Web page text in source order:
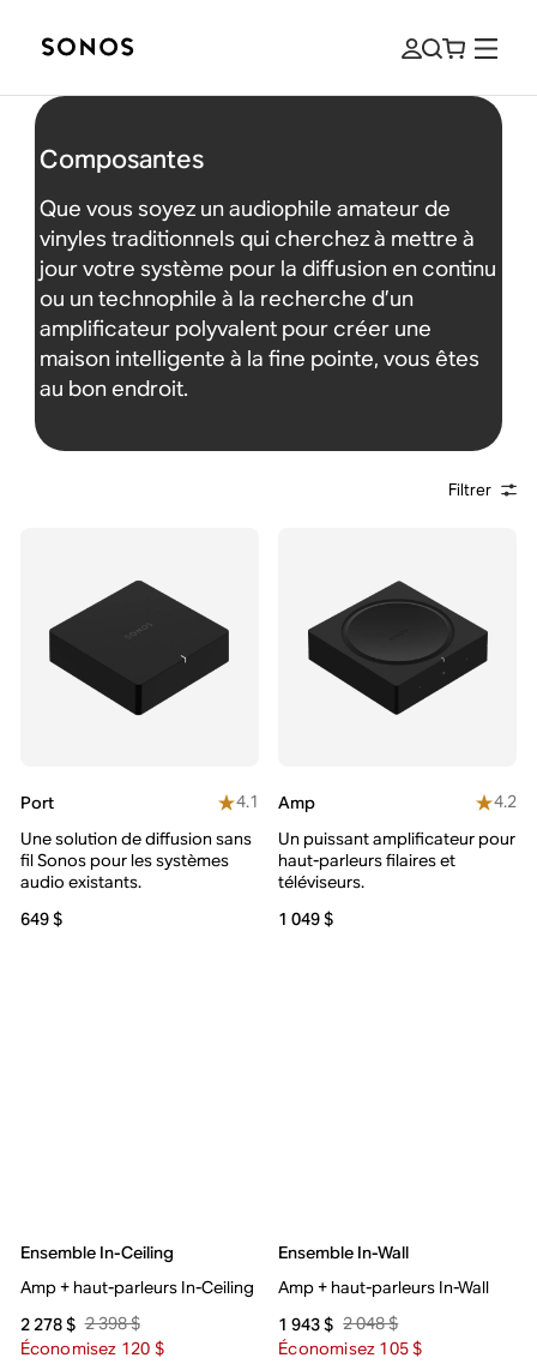
Composantes
Que vous soyez un audiophile amateur de
vinyles traditionnels qui cherchez à mettre à
jour votre système pour la diffusion en continu
ou un technophile à la recherche d’un
amplificateur polyvalent pour créer une
maison intelligente à la fine pointe, vous êtes
au bon endroit.
Filtrer
Port
4.1
Une solution de diffusion sans
fil Sonos pour les systèmes
audio existants.
649 $
Amp
4.2
Un puissant amplificateur pour
haut-parleurs filaires et
téléviseurs.
1 049 $
Ensemble In-Ceiling
Amp + haut-parleurs In-Ceiling
2 278 $ 2 398 $
Économisez 120 $
Ensemble In-Wall
Amp + haut-parleurs In-Wall
1 943 $ 2 048 $
Économisez 105 $